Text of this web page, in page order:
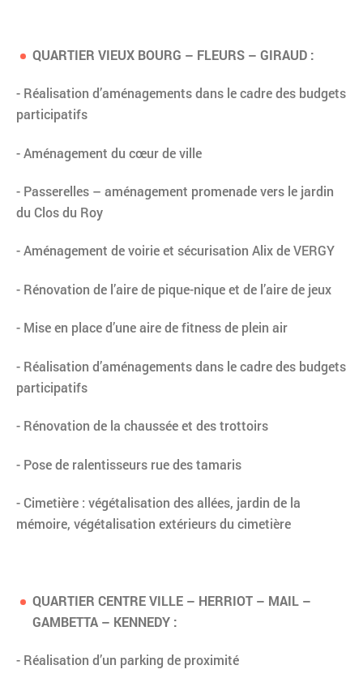
QUARTIER VIEUX BOURG – FLEURS – GIRAUD :
- Réalisation d’aménagements dans le cadre des budgets
participatifs
- Aménagement du cœur de ville
- Passerelles – aménagement promenade vers le jardin
du Clos du Roy
- Aménagement de voirie et sécurisation Alix de VERGY
- Rénovation de l’aire de pique-nique et de l’aire de jeux
- Mise en place d’une aire de fitness de plein air
- Réalisation d’aménagements dans le cadre des budgets
participatifs
- Rénovation de la chaussée et des trottoirs
- Pose de ralentisseurs rue des tamaris
- Cimetière : végétalisation des allées, jardin de la
mémoire, végétalisation extérieurs du cimetière
QUARTIER CENTRE VILLE – HERRIOT – MAIL –
GAMBETTA – KENNEDY :
- Réalisation d’un parking de proximité